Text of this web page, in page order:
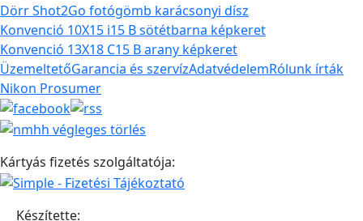
Dörr Shot2Go fotógömb karácsonyi dísz
Konvenció 10X15 i15 B sötétbarna képkeret
Konvenció 13X18 C15 B arany képkeret
ÜzemeltetőGarancia és szervízAdatvédelemRólunk írták
Nikon Prosumer
Kártyás fizetés szolgáltatója:
Készítette: